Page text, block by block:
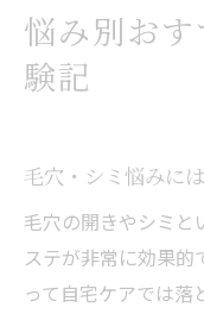
悩み別お
験記
毛穴・シミ悩みに
毛穴の開きやシミと
ステが非常に効果的
って自宅ケアでは